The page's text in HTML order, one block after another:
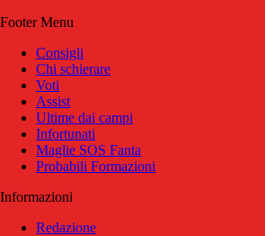
Footer Menu
Consigli
Chi schierare
Voti
Assist
Ultime dai campi
Infortunati
Maglie SOS Fanta
Probabili Formazioni
Informazioni
Redazione